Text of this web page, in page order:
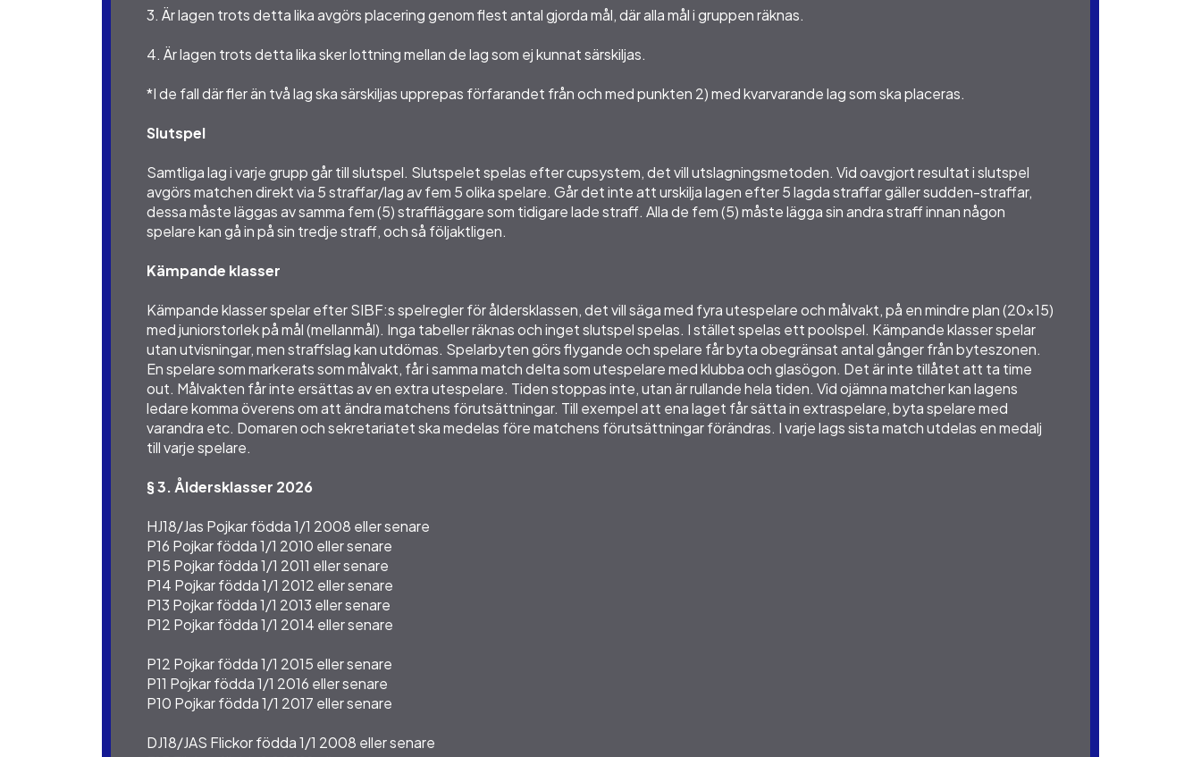
3. Är lagen trots detta lika avgörs placering genom flest antal gjorda mål, där alla mål i gruppen räknas.
4. Är lagen trots detta lika sker lottning mellan de lag som ej kunnat särskiljas.
*I de fall där fler än två lag ska särskiljas upprepas förfarandet från och med punkten 2) med kvarvarande lag som ska placeras.
Slutspel
Samtliga lag i varje grupp går till slutspel. Slutspelet spelas efter cupsystem, det vill utslagningsmetoden. Vid oavgjort resultat i slutspel
avgörs matchen direkt via 5 straffar/lag av fem 5 olika spelare. Går det inte att urskilja lagen efter 5 lagda straffar gäller sudden-straffar,
dessa måste läggas av samma fem (5) straffläggare som tidigare lade straff. Alla de fem (5) måste lägga sin andra straff innan någon
spelare kan gå in på sin tredje straff, och så följaktligen.
Kämpande klasser
Kämpande klasser spelar efter SIBF:s spelregler för åldersklassen, det vill säga med fyra utespelare och målvakt, på en mindre plan (20x15)
med juniorstorlek på mål (mellanmål). Inga tabeller räknas och inget slutspel spelas. I stället spelas ett poolspel. Kämpande klasser spelar
utan utvisningar, men straffslag kan utdömas. Spelarbyten görs flygande och spelare får byta obegränsat antal gånger från byteszonen.
En spelare som markerats som målvakt, får i samma match delta som utespelare med klubba och glasögon. Det är inte tillåtet att ta time
out. Målvakten får inte ersättas av en extra utespelare. Tiden stoppas inte, utan är rullande hela tiden. Vid ojämna matcher kan lagens
ledare komma överens om att ändra matchens förutsättningar. Till exempel att ena laget får sätta in extraspelare, byta spelare med
varandra etc. Domaren och sekretariatet ska medelas före matchens förutsättningar förändras. I varje lags sista match utdelas en medalj
till varje spelare.
§ 3. Åldersklasser 2026
HJ18/Jas Pojkar födda 1/1 2008 eller senare
P16 Pojkar födda 1/1 2010 eller senare
P15 Pojkar födda 1/1 2011 eller senare
P14 Pojkar födda 1/1 2012 eller senare
P13 Pojkar födda 1/1 2013 eller senare
P12 Pojkar födda 1/1 2014 eller senare
P12 Pojkar födda 1/1 2015 eller senare
P11 Pojkar födda 1/1 2016 eller senare
P10 Pojkar födda 1/1 2017 eller senare
DJ18/JAS Flickor födda 1/1 2008 eller senare